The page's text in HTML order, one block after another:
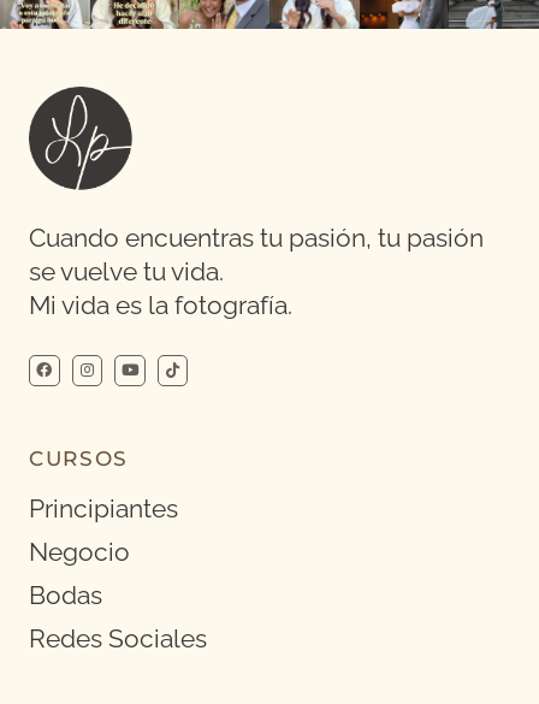
Cuando encuentras tu pasión, tu pasión
se vuelve tu vida.
Mi vida es la fotografía.
CURSOS
Principiantes
Negocio
Bodas
Redes Sociales